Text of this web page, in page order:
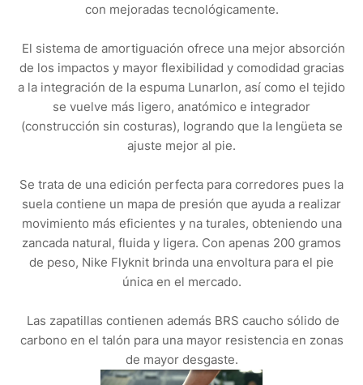
con mejoradas tecnológicamente.
El sistema de amortiguación ofrece una mejor absorción
de los impactos y mayor flexibilidad y comodidad gracias
a la integración de la espuma Lunarlon, así como el tejido
se vuelve más ligero, anatómico e integrador
(construcción sin costuras), logrando que la lengüeta se
ajuste mejor al pie.
Se trata de una edición perfecta para corredores pues la
suela contiene un mapa de presión que ayuda a realizar
movimiento más eficientes y na turales, obteniendo una
zancada natural, fluida y ligera. Con apenas 200 gramos
de peso, Nike Flyknit brinda una envoltura para el pie
única en el mercado.
Las zapatillas contienen además BRS caucho sólido de
carbono en el talón para una mayor resistencia en zonas
de mayor desgaste.